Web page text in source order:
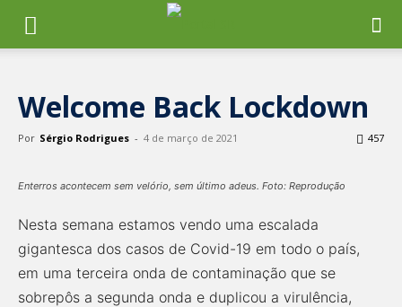
Welcome Back Lockdown
Por Sérgio Rodrigues - 4 de março de 2021 457
Enterros acontecem sem velório, sem último adeus. Foto: Reprodução
Nesta semana estamos vendo uma escalada
gigantesca dos casos de Covid-19 em todo o país,
em uma terceira onda de contaminação que se
sobrepôs a segunda onda e duplicou a virulência,